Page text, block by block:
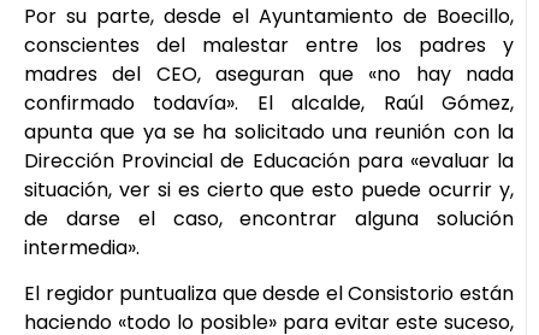
Por su parte, desde el Ayuntamiento de Boecillo,
conscientes del malestar entre los padres y
madres del CEO, aseguran que «no hay nada
confirmado todavía». El alcalde, Raúl Gómez,
apunta que ya se ha solicitado una reunión con la
Dirección Provincial de Educación para «evaluar la
situación, ver si es cierto que esto puede ocurrir y,
de darse el caso, encontrar alguna solución
intermedia».
El regidor puntualiza que desde el Consistorio están
haciendo «todo lo posible» para evitar este suceso,